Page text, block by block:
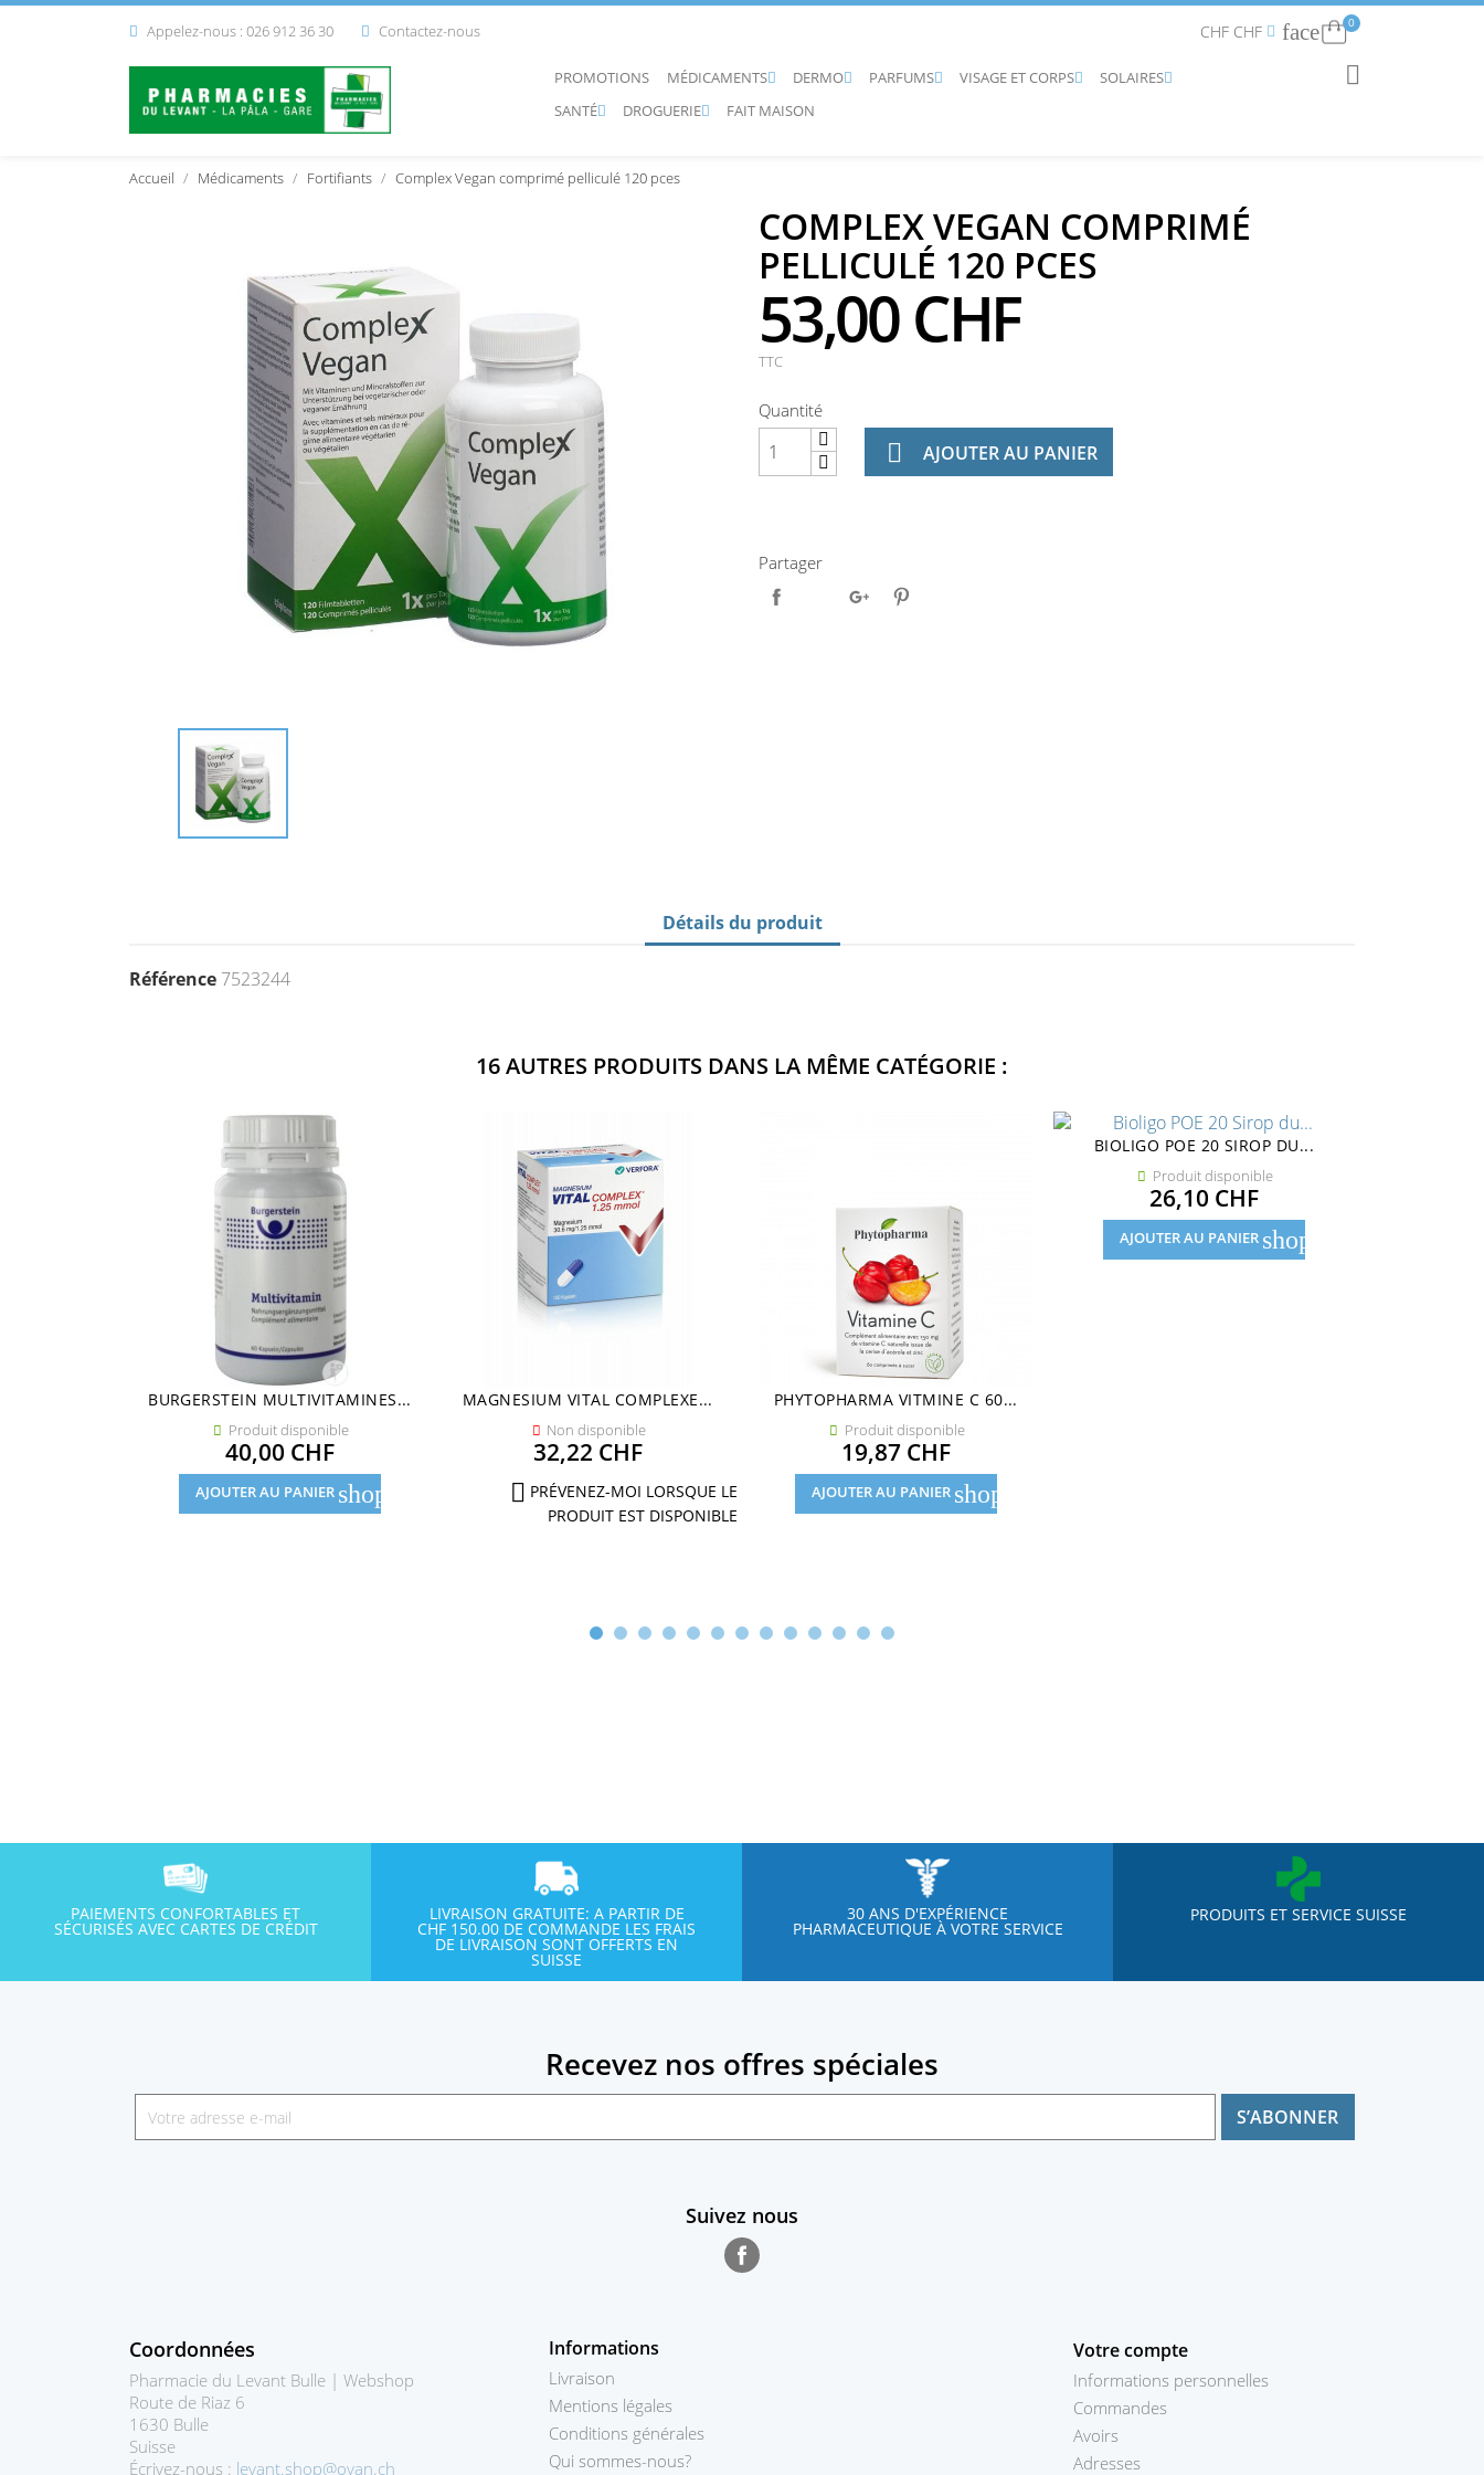
 Appelez-nous : 026 912 36 30  Contactez-nous CHF CHF  faceConnexion
0
PROMOTIONS 
MÉDICAMENTS 
DERMO 
PARFUMS 
VISAGE ET CORPS 
SOLAIRES

SANTÉ 
DROGUERIE FAIT MAISON
RECHERCHER

Accueil Médicaments Fortifiants Complex Vegan comprimé pelliculé 120 pces
COMPLEX VEGAN COMPRIMÉ
PELLICULÉ 120 PCES
53,00 CHF
TTC
Quantité
 AJOUTER AU PANIER
Partager
Détails du produit
Référence 7523244
16 AUTRES PRODUITS DANS LA MÊME CATÉGORIE :
BURGERSTEIN MULTIVITAMINES...
 Produit disponible
Prix
40,00 CHF
AJOUTER AU PANIER shopping_cart
MAGNESIUM VITAL COMPLEXE...
 Non disponible
Prix
32,22 CHF
 PRÉVENEZ-MOI LORSQUE LE
PRODUIT EST DISPONIBLE
PHYTOPHARMA VITMINE C 60...
 Produit disponible
Prix
19,87 CHF
AJOUTER AU PANIER shopping_cart
BIOLIGO POE 20 SIROP DU...
 Produit disponible
Prix
26,10 CHF
AJOUTER AU PANIER shopping_cart
PAIEMENTS CONFORTABLES ET
SÉCURISÉS AVEC CARTES DE CRÉDIT
LIVRAISON GRATUITE: A PARTIR DE
CHF 150.00 DE COMMANDE LES FRAIS
DE LIVRAISON SONT OFFERTS EN
SUISSE
30 ANS D'EXPÉRIENCE
PHARMACEUTIQUE À VOTRE SERVICE
PRODUITS ET SERVICE SUISSE
Recevez nos offres spéciales
Suivez nous
Coordonnées
Pharmacie du Levant Bulle | Webshop
Route de Riaz 6
1630 Bulle
Suisse
Écrivez-nous : levant.shop@ovan.ch
Informations
Livraison
Mentions légales
Conditions générales
Qui sommes-nous?
Votre compte
Informations personnelles
Commandes
Avoirs
Adresses